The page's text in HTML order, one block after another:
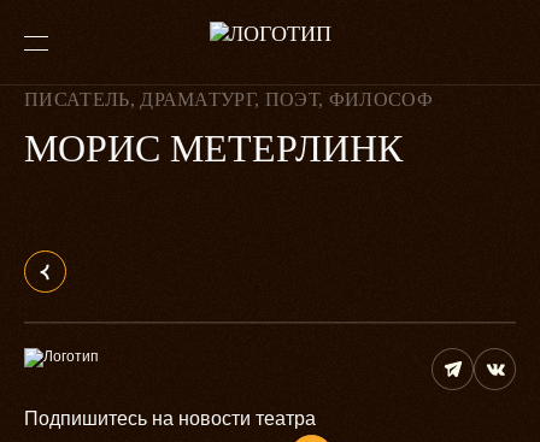
ПИСАТЕЛЬ, ДРАМАТУРГ, ПОЭТ, ФИЛОСОФ
МОРИС МЕТЕРЛИНК
Подпишитесь на новости театра